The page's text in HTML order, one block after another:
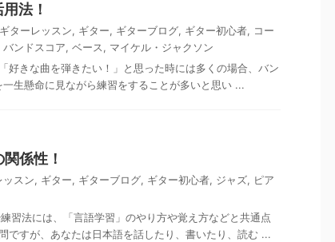
法！
ターレッスン, ギター, ギターブログ, ギター初心者, コー
バンドスコア, ベース, マイケル・ジャクソン
きな曲を弾きたい！」と思った時には多くの場合、バン
生懸命に見ながら練習をすることが多いと思い ...
係性！
ッスン, ギター, ギターブログ, ギター初心者, ジャズ, ピア
習法には、「言語学習」のやり方や覚え方などと共通点
すが、あなたは日本語を話したり、書いたり、読む ...